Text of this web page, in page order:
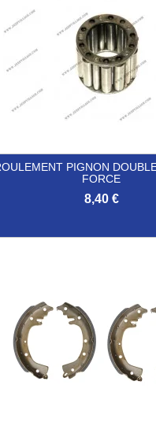
PIGNON
FORCE
8,40 €